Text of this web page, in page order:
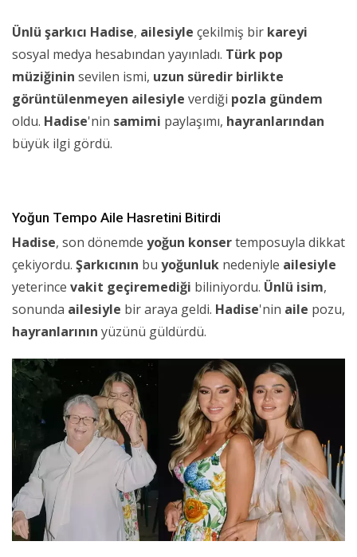
Ünlü şarkıcı Hadise, ailesiyle çekilmiş bir kareyi
sosyal medya hesabından yayınladı. Türk pop
müziğinin sevilen ismi, uzun süredir birlikte
görüntülenmeyen ailesiyle verdiği pozla gündem
oldu. Hadise'nin samimi paylaşımı, hayranlarından
büyük ilgi gördü.
Yoğun Tempo Aile Hasretini Bitirdi
Hadise, son dönemde yoğun konsertemposuyla dikkat
çekiyordu. Şarkıcının bu yoğunluk nedeniyle ailesiyle
yeterince vakit geçiremediği biliniyordu. Ünlü isim,
sonunda ailesiyle bir araya geldi. Hadise'nin aile pozu,
hayranlarının yüzünü güldürdü.